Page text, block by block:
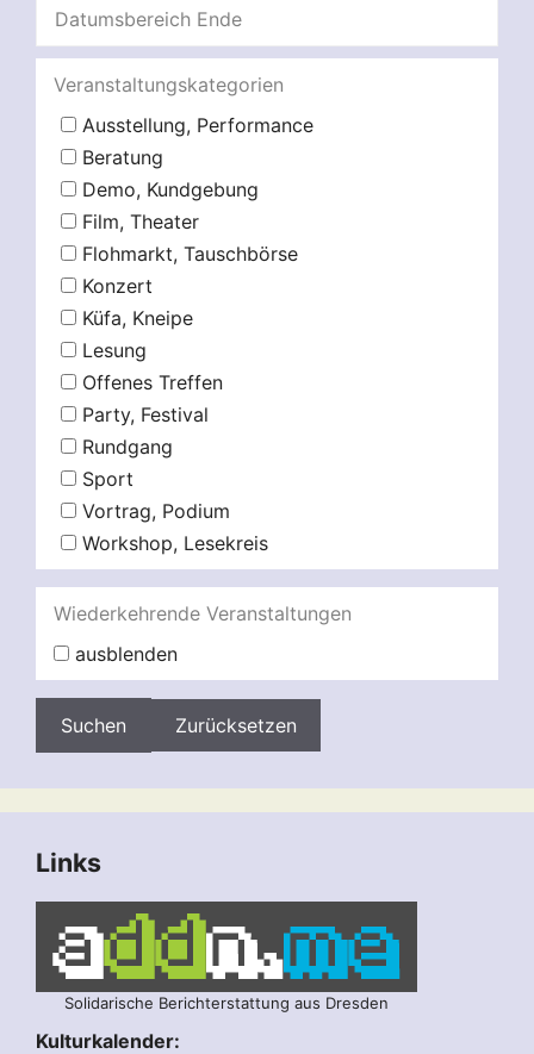
Veranstaltungskategorien
Ausstellung, Performance
Beratung
Demo, Kundgebung
Film, Theater
Flohmarkt, Tauschbörse
Konzert
Küfa, Kneipe
Lesung
Offenes Treffen
Party, Festival
Rundgang
Sport
Vortrag, Podium
Workshop, Lesekreis
Wiederkehrende Veranstaltungen
ausblenden
Zurücksetzen
Links
Solidarische Berichterstattung aus Dresden
Kulturkalender: